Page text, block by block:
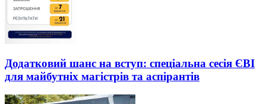
Додатковий шанс на вступ: спеціальна сесія ЄВІ
для майбутніх магістрів та аспірантів